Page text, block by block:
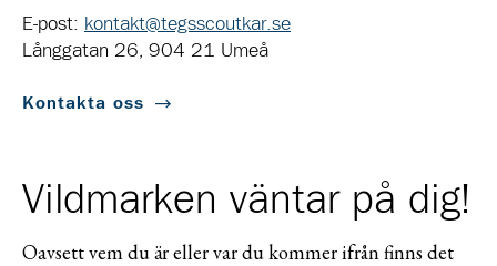
E-post: kontakt@tegsscoutkar.se
Långgatan 26, 904 21 Umeå
Kontakta oss
Vildmarken väntar på dig!
Oavsett vem du är eller var du kommer ifrån finns det